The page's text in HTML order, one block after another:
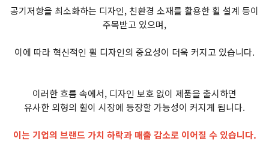
공기저항을 최소화하는 디자인, 친환경 소재를 활용한 휠 설계 등이
주목받고 있으며,
이에 따라 혁신적인 휠 디자인의 중요성이 더욱 커지고 있습니다.
이러한 흐름 속에서, 디자인 보호 없이 제품을 출시하면
유사한 외형의 휠이 시장에 등장할 가능성이 커지게 됩니다.
이는 기업의 브랜드 가치 하락과 매출 감소로 이어질 수 있습니다.